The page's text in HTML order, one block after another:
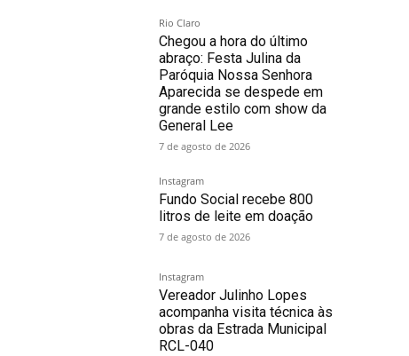
Rio Claro
Chegou a hora do último
abraço: Festa Julina da
Paróquia Nossa Senhora
Aparecida se despede em
grande estilo com show da
General Lee
7 de agosto de 2026
Instagram
Fundo Social recebe 800
litros de leite em doação
7 de agosto de 2026
Instagram
Vereador Julinho Lopes
acompanha visita técnica às
obras da Estrada Municipal
RCL-040